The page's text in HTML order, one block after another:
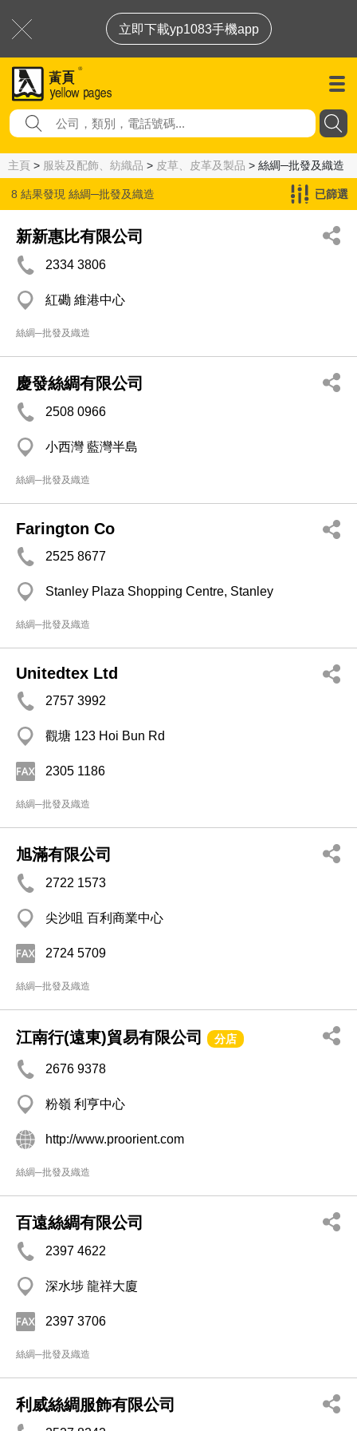
立即下載yp1083手機app
主頁 > 服裝及配飾、紡織品 > 皮草、皮革及製品 > 絲綢─批發及織造
8 結果發現 絲綢─批發及織造 已篩選
新新惠比有限公司
2334 3806
紅磡 維港中心
絲綢─批發及織造
慶發絲綢有限公司
2508 0966
小西灣 藍灣半島
絲綢─批發及織造
Farington Co
2525 8677
Stanley Plaza Shopping Centre, Stanley
絲綢─批發及織造
Unitedtex Ltd
2757 3992
觀塘 123 Hoi Bun Rd
2305 1186
絲綢─批發及織造
旭滿有限公司
2722 1573
尖沙咀 百利商業中心
2724 5709
絲綢─批發及織造
江南行(遠東)貿易有限公司 分店
2676 9378
粉嶺 利亨中心
http://www.proorient.com
絲綢─批發及織造
百遠絲綢有限公司
2397 4622
深水埗 龍祥大廈
2397 3706
絲綢─批發及織造
利威絲綢服飾有限公司